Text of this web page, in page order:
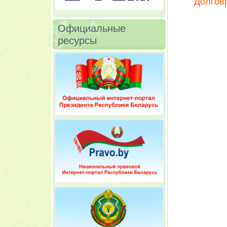
Официальные
ресурсы